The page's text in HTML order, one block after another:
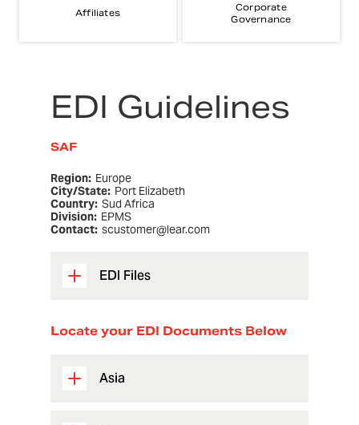
Affiliates
Corporate
Governance
EDI Guidelines
SAF
Region: Europe
City/State: Port Elizabeth
Country: Sud Africa
Division: EPMS
Contact: scustomer@lear.com
EDI Files
Locate your EDI Documents Below
Asia